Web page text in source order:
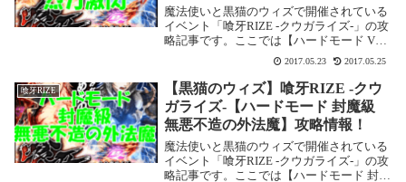
魔法使いと黒猫のウィズで開催されている
イベント「喰牙RIZE -クウガライズ-」の攻
略記事です。ここでは【ハードモード VS
烈刀激閃】を攻略します。喰牙RIZE -クウ
ガライズ-【ハードモード VS 烈刀激閃】基
本情報イベント基本情報 ...
2017.05.23 2017.05.25
喰牙RIZE
【黒猫のウィズ】喰牙RIZE -クウ
ガライズ-【ハードモード 封魔級
無悪不造の外法魔】攻略情報！
魔法使いと黒猫のウィズで開催されている
イベント「喰牙RIZE -クウガライズ-」の攻
略記事です。ここでは【ハードモード 封魔